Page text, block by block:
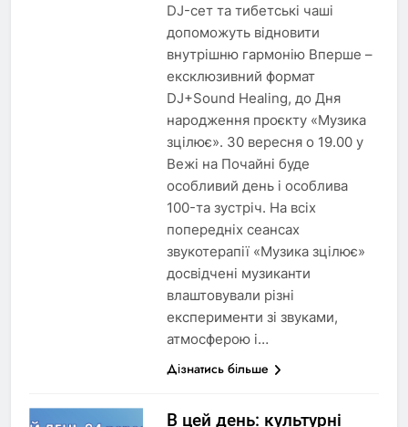
DJ-сет та тибетські чаші
допоможуть відновити
внутрішню гармонію Вперше –
ексклюзивний формат
DJ+Sound Healing, до Дня
народження проєкту «Музика
зцілює». 30 вересня о 19.00 у
Вежі на Почайні буде
особливий день і особлива
100-та зустріч. На всіх
попередніх сеансах
звукотерапії «Музика зцілює»
досвідчені музиканти
влаштовували різні
експерименти зі звуками,
атмосферою і…
Дізнатись більше
В цей день: культурні